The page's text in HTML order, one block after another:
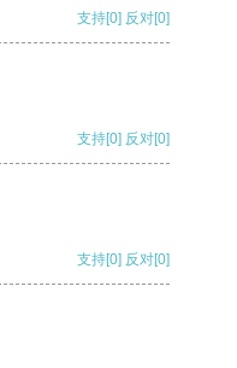
支持[0] 反对[0]
支持[0] 反对[0]
支持[0] 反对[0]